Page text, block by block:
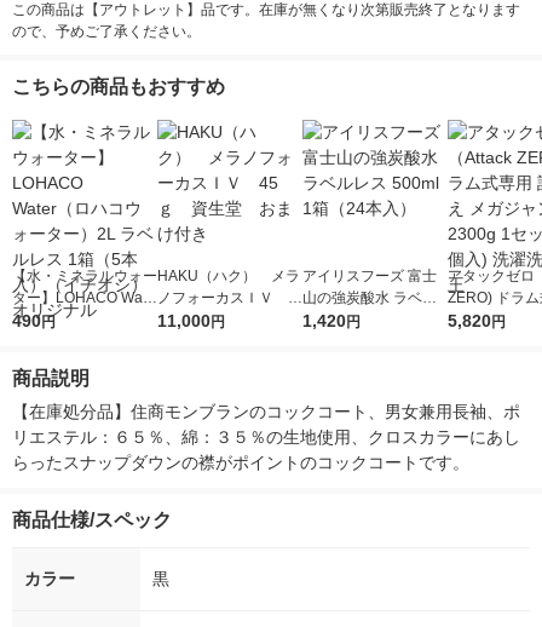
この商品は【アウトレット】品です。在庫が無くなり次第販売終了となります
ので、予めご了承ください。
こちらの商品もおすすめ
【水・ミネラルウォー
ター】LOHACO Wate
r（ロハコウォータ
シ） オリジナル
490円
HAKU（ハク） メラ
ノフォーカスＩＶ 4
5ｇ 資生堂 おまけ
11,000円
アイリスフーズ 富士
山の強炭酸水 ラベル
レス 500ml 1箱（24
1,420円
アタックゼロ
ZERO) ドラ
詰め替え メガ
5,820円
商品説明
【在庫処分品】住商モンブランのコックコート、男女兼用長袖、ポ
リエステル：６５％、綿：３５％の生地使用、クロスカラーにあし
らったスナップダウンの襟がポイントのコックコートです。
商品仕様/スペック
カラー 黒